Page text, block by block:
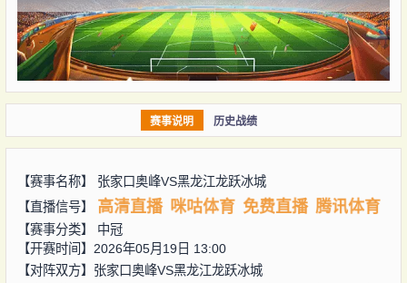
赛事说明 历史战绩
【赛事名称】 张家口奥峰VS黑龙江龙跃冰城
【直播信号】
高清直播 咪咕体育 免费直播 腾讯体育
【赛事分类】 中冠
【开赛时间】2026年05月19日 13:00
【对阵双方】 张家口奥峰VS黑龙江龙跃冰城